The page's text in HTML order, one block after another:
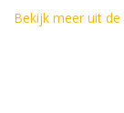
Bekijk meer uit